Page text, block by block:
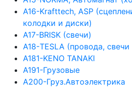
А16-Krafttech, ASP
колодки и диски)
А17-BRISK (свечи)
А18-TESLA (провода,
А181-KENO TANAKI
А191-Грузовые
А200-Груз.Автоэлектрика